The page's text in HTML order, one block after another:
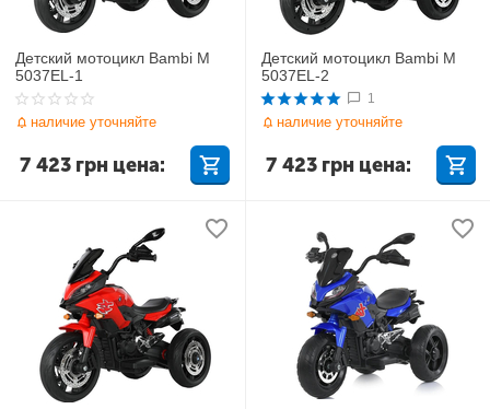
Детский мотоцикл Bambi M
5037EL-1
наличие уточняйте
7 423 грн цена:
Детский мотоцикл Bambi M
5037EL-2
1
наличие уточняйте
7 423 грн цена: